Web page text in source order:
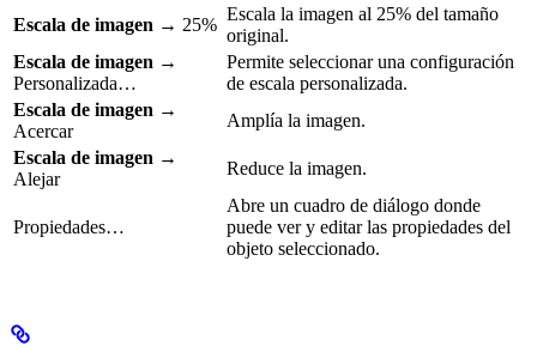
Escala de imagen → 25%
Escala la imagen al 25% del tamaño
original.
Escala de imagen →
Personalizada…
Permite seleccionar una configuración
de escala personalizada.
Escala de imagen →
Acercar
Amplía la imagen.
Escala de imagen →
Alejar
Reduce la imagen.
Propiedades…
Abre un cuadro de diálogo donde
puede ver y editar las propiedades del
objeto seleccionado.